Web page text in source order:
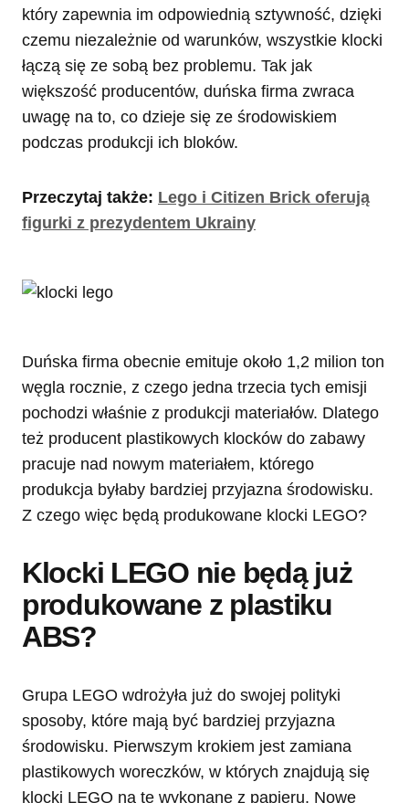
który zapewnia im odpowiednią sztywność, dzięki
czemu niezależnie od warunków, wszystkie klocki
łączą się ze sobą bez problemu. Tak jak
większość producentów, duńska firma zwraca
uwagę na to, co dzieje się ze środowiskiem
podczas produkcji ich bloków.
Przeczytaj także: Lego i Citizen Brick oferują
figurki z prezydentem Ukrainy
Duńska firma obecnie emituje około 1,2 milion ton
węgla rocznie, z czego jedna trzecia tych emisji
pochodzi właśnie z produkcji materiałów. Dlatego
też producent plastikowych klocków do zabawy
pracuje nad nowym materiałem, którego
produkcja byłaby bardziej przyjazna środowisku.
Z czego więc będą produkowane klocki LEGO?
Klocki LEGO nie będą już
produkowane z plastiku
ABS?
Grupa LEGO wdrożyła już do swojej polityki
sposoby, które mają być bardziej przyjazna
środowisku. Pierwszym krokiem jest zamiana
plastikowych woreczków, w których znajdują się
klocki LEGO na te wykonane z papieru. Nowe